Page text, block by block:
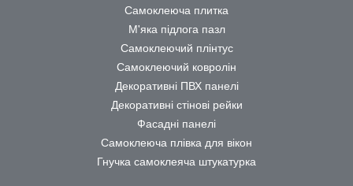
Самоклеюча плитка
М'яка підлога пазл
Самоклеючий плінтус
Самоклеючий ковролін
Декоративні ПВХ панелі
Декоративні стінові рейки
Фасадні панелі
Самоклеюча плівка для вікон
Гнучка самоклеяча штукатурка